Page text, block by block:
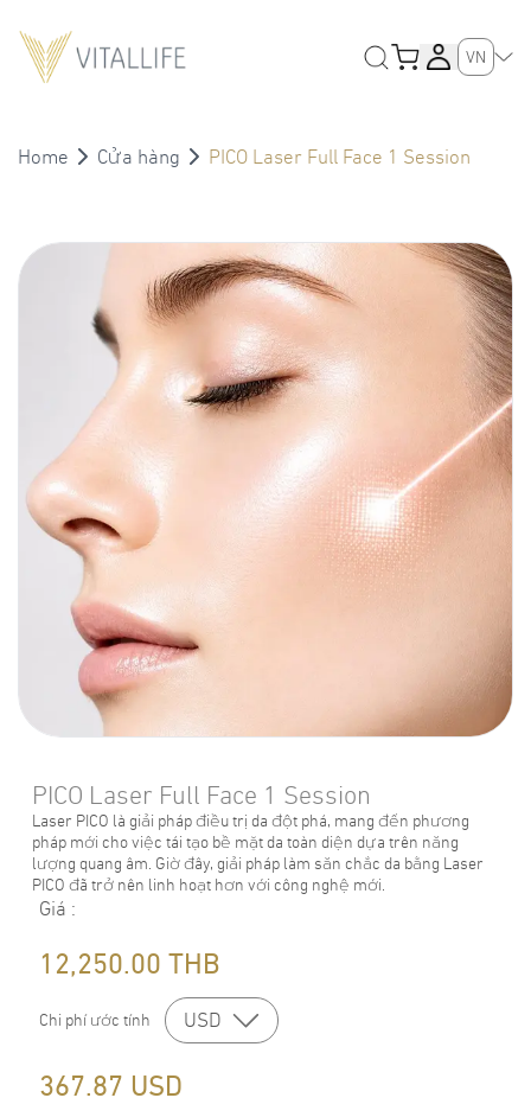
VN
Home Cửa hàng PICO Laser Full Face 1 Session
PICO Laser Full Face 1 Session
Laser PICO là giải pháp điều trị da đột phá, mang đến phương
pháp mới cho việc tái tạo bề mặt da toàn diện dựa trên năng
lượng quang âm. Giờ đây, giải pháp làm săn chắc da bằng Laser
PICO đã trở nên linh hoạt hơn với công nghệ mới.
Giá :
12,250.00 THB
Chi phí ước tính USD
367.87 USD